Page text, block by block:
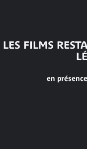
LES FILMS
en